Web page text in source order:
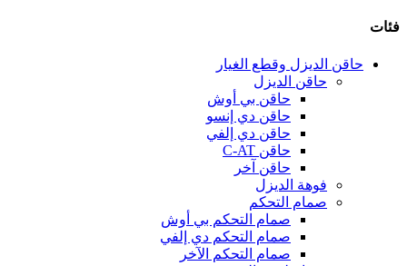
فئات
حاقن الديزل وقطع الغيار
حاقن الديزل
حاقن بي أوش
حاقن دي إنسو
حاقن دي إلفي
حاقن C-AT
حاقن آخر
فوهة الديزل
صمام التحكم
صمام التحكم بي أوش
صمام التحكم دي إلفي
صمام التحكم الآخر